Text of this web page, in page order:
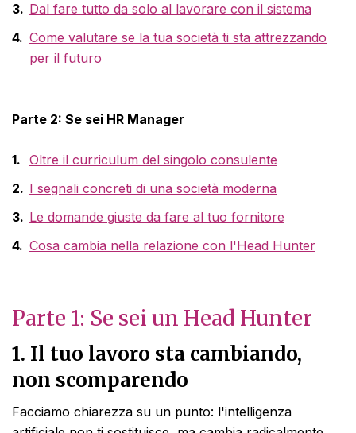
Dal fare tutto da solo al lavorare con il sistema
Come valutare se la tua società ti sta attrezzando
per il futuro
Parte 2: Se sei HR Manager
Oltre il curriculum del singolo consulente
I segnali concreti di una società moderna
Le domande giuste da fare al tuo fornitore
Cosa cambia nella relazione con l'Head Hunter
Parte 1: Se sei un Head Hunter
1. Il tuo lavoro sta cambiando,
non scomparendo
Facciamo chiarezza su un punto: l'intelligenza